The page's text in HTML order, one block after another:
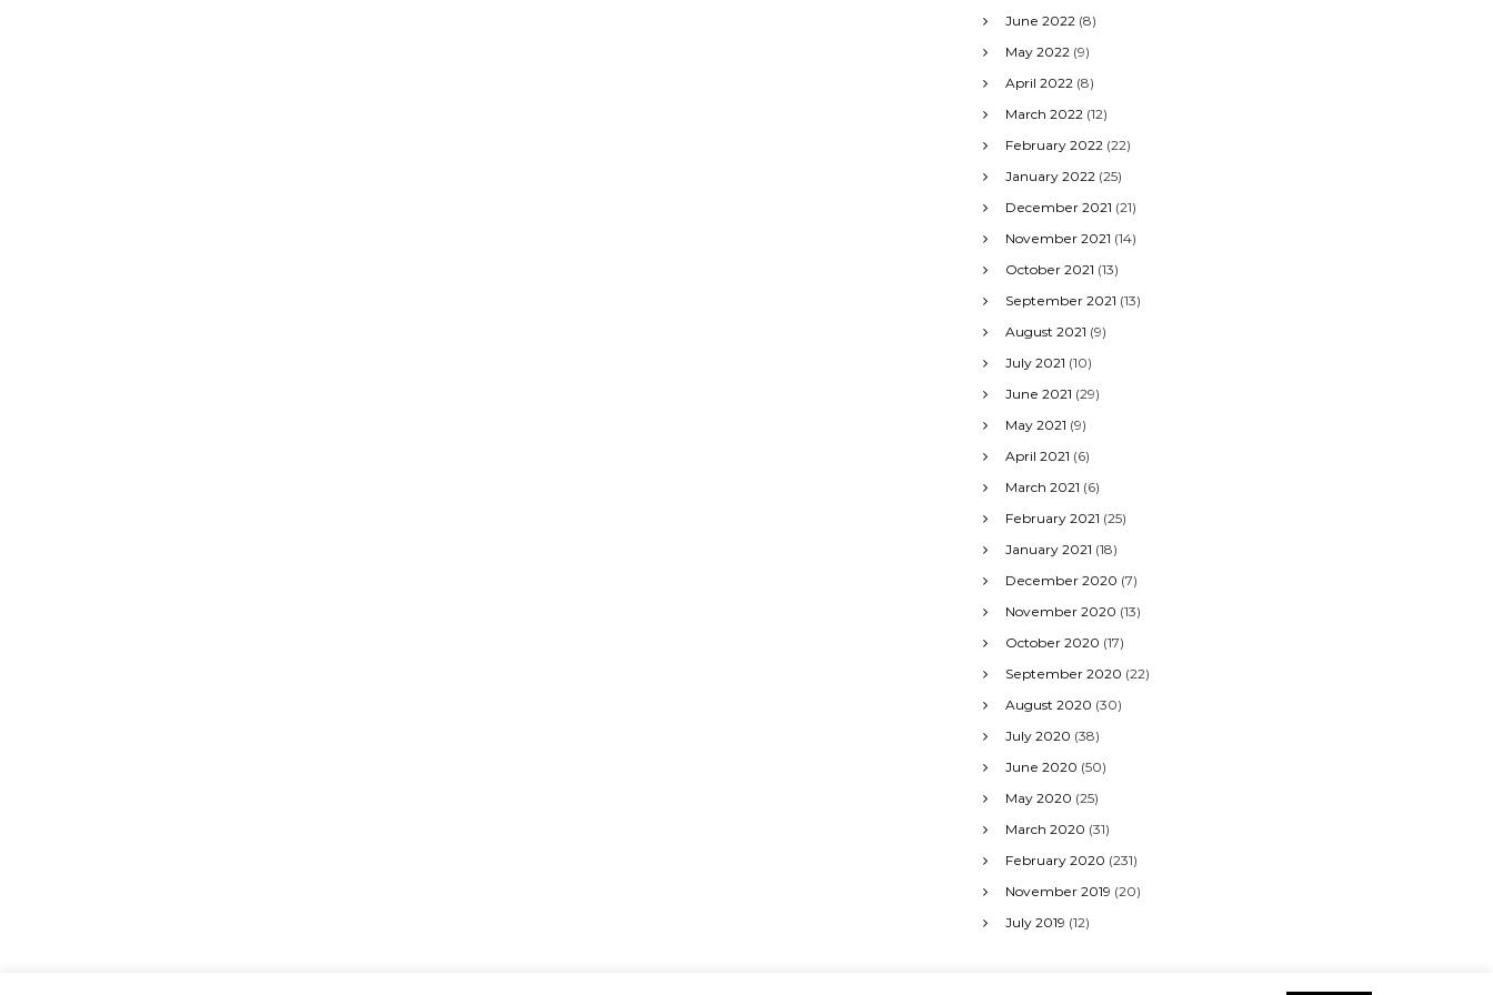
June 2022 (8)
May 2022 (9)
April 2022 (8)
March 2022 (12)
February 2022 (22)
January 2022 (25)
December 2021 (21)
November 2021 (14)
October 2021 (13)
September 2021 (13)
August 2021 (9)
July 2021 (10)
June 2021 (29)
May 2021 (9)
April 2021 (6)
March 2021 (6)
February 2021 (25)
January 2021 (18)
December 2020 (7)
November 2020 (13)
October 2020 (17)
September 2020 (22)
August 2020 (30)
July 2020 (38)
June 2020 (50)
May 2020 (25)
March 2020 (31)
February 2020 (231)
November 2019 (20)
July 2019 (12)